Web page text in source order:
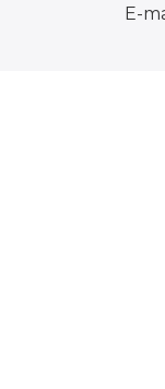
E-